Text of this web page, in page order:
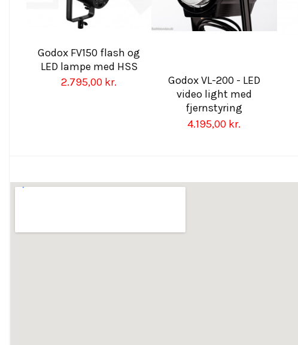
Godox FV150 flash og
LED lampe med HSS
2.795,00 kr.
Godox VL-200 - LED
video light med
fjernstyring
4.195,00 kr.